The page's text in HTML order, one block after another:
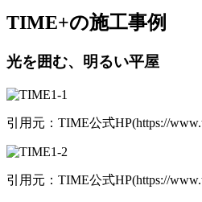
TIME+の施工事例
光を囲む、明るい平屋
引用元：TIME公式HP(https://
引用元：TIME公式HP(https://